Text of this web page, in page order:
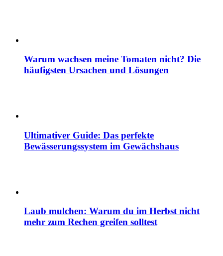
Warum wachsen meine Tomaten nicht? Die
häufigsten Ursachen und Lösungen
Ultimativer Guide: Das perfekte
Bewässerungssystem im Gewächshaus
Laub mulchen: Warum du im Herbst nicht
mehr zum Rechen greifen solltest